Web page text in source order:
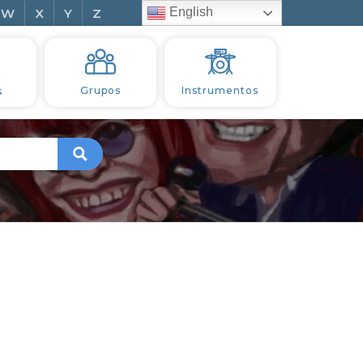
W X Y Z English
Grupos Instrumentos